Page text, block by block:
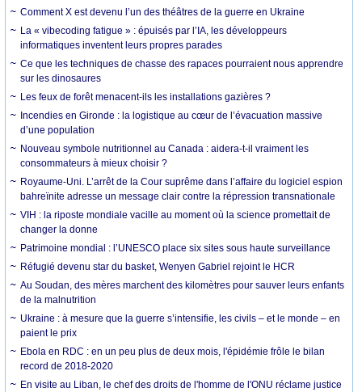
Comment X est devenu l’un des théâtres de la guerre en Ukraine
La « vibecoding fatigue » : épuisés par l’IA, les développeurs
informatiques inventent leurs propres parades
Ce que les techniques de chasse des rapaces pourraient nous apprendre
sur les dinosaures
Les feux de forêt menacent-ils les installations gazières ?
Incendies en Gironde : la logistique au cœur de l’évacuation massive
d’une population
Nouveau symbole nutritionnel au Canada : aidera-t-il vraiment les
consommateurs à mieux choisir ?
Royaume-Uni. L’arrêt de la Cour suprême dans l’affaire du logiciel espion
bahreïnite adresse un message clair contre la répression transnationale
VIH : la riposte mondiale vacille au moment où la science promettait de
changer la donne
Patrimoine mondial : l’UNESCO place six sites sous haute surveillance
Réfugié devenu star du basket, Wenyen Gabriel rejoint le HCR
Au Soudan, des mères marchent des kilomètres pour sauver leurs enfants
de la malnutrition
Ukraine : à mesure que la guerre s’intensifie, les civils – et le monde – en
paient le prix
Ebola en RDC : en un peu plus de deux mois, l'épidémie frôle le bilan
record de 2018-2020
En visite au Liban, le chef des droits de l'homme de l'ONU réclame justice